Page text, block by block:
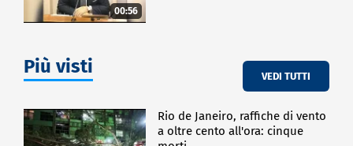
00:56
Più visti VEDI TUTTI
Rio de Janeiro, raffiche di vento
a oltre cento all'ora: cinque